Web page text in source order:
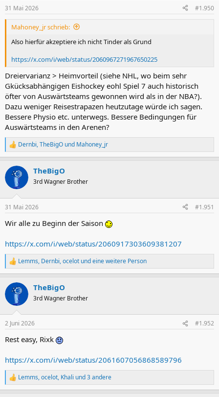
e
n
31 Mai 2026 #1.950
Mahoney_jr schrieb:
Also hierfür akzeptiere ich nicht Tinder als Grund
https://x.com/i/web/status/2060967271967650225
Dreiervarianz > Heimvorteil (siehe NHL, wo beim sehr
Gkücksabhängigen Eishockey eohl Spiel 7 auch historisch
öfter von Auswärtsteams gewonnen wird als in der NBA?).
Dazu weniger Reisestrapazen heutzutage würde ich sagen.
Bessere Physio etc. unterwegs. Bessere Bedingungen für
Auswärtsteams in den Arenen?
R
e
k
i
e
:
Dernbi,TheBigO und Mahoney_jr
TheBigO
3rd Wagner Brother
31 Mai 2026 #1.951
Wir alle zu Beginn der Saison
https://x.com/i/web/status/2060917303609381207
R
e
k
i
e
:
Lemms, Dernbi,ocelot und eine weitere Person
TheBigO
3rd Wagner Brother
2 Juni 2026 #1.952
Rest easy, Rixk
https://x.com/i/web/status/2061607056868589796
R
e
Lemms,ocelot, Khali und 3 andere